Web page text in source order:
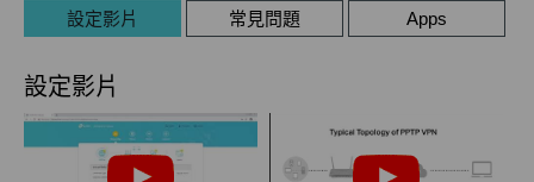
設定影片 常見問題 Apps
設定影片